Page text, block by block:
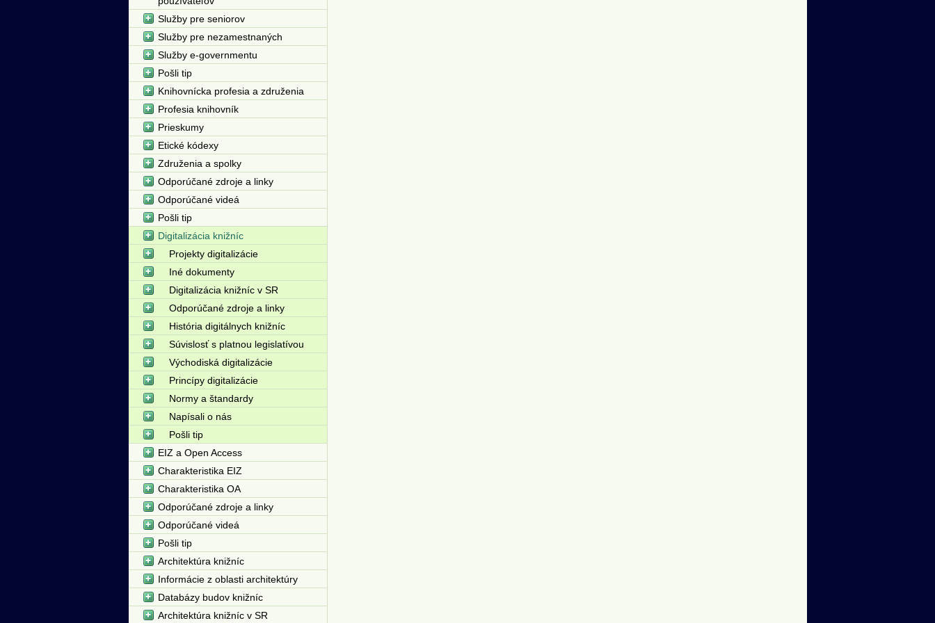
Služby pre seniorov
Služby pre nezamestnaných
Služby e-governmentu
Pošli tip
Knihovnícka profesia a združenia
Profesia knihovník
Prieskumy
Etické kódexy
Združenia a spolky
Odporúčané zdroje a linky
Odporúčané videá
Pošli tip
Digitalizácia knižníc
Projekty digitalizácie
Iné dokumenty
Digitalizácia knižníc v SR
Odporúčané zdroje a linky
História digitálnych knižníc
Súvislosť s platnou legislatívou
Východiská digitalizácie
Princípy digitalizácie
Normy a štandardy
Napísali o nás
Pošli tip
EIZ a Open Access
Charakteristika EIZ
Charakteristika OA
Odporúčané zdroje a linky
Odporúčané videá
Pošli tip
Architektúra knižníc
Informácie z oblasti architektúry
Databázy budov knižníc
Architektúra knižníc v SR